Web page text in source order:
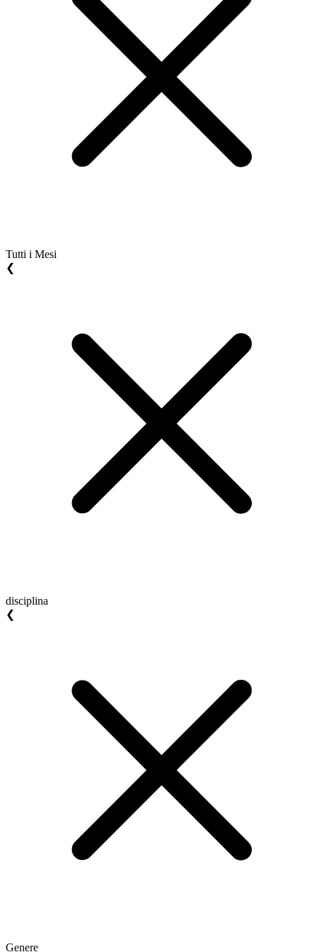
Tutti i Mesi
❮
disciplina
❮
Genere